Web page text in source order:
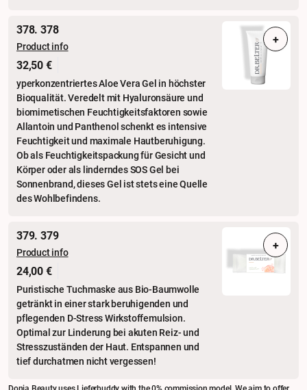
378. 378
Product info
32,50 €
yperkonzentriertes Aloe Vera Gel in höchster
Bioqualität. Veredelt mit Hyaluronsäure und
biomimetischen Feuchtigkeitsfaktoren sowie
Allantoin und Panthenol schenkt es intensive
Feuchtigkeit und maximale Hautberuhigung.
Ob als Feuchtigkeitspackung für Gesicht und
Körper oder als linderndes SOS Gel bei
Sonnenbrand, dieses Gel ist stets eine Quelle
des Wohlbefindens.
+
379. 379
Product info
24,00 €
Puristische Tuchmaske aus Bio-Baumwolle
getränkt in einer stark beruhigenden und
pflegenden D-Stress Wirkstoffemulsion.
Optimal zur Linderung bei akuten Reiz- und
Stresszuständen der Haut. Entspannen und
tief durchatmen nicht vergessen!
+